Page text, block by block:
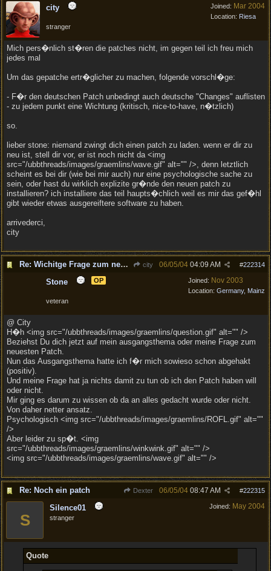
Joined: Mar 2004
Location: Riesa
city
stranger
Mich pers�nlich st�ren die patches nicht, im gegen teil ich freu mich
jedes mal
Um das gepatche ertr�glicher zu machen, folgende vorschl�ge:
- F�r den deutschen Patch unbedingt auch deutsche "Changes" auflisten
- zu jedem punkt eine Wichtung (kritisch, nice-to-have, n�tzlich)
so.
lieber stone: niemand zwingt dich einen patch zu laden. wenn er dir zu
neu ist, stell dir vor, er ist noch nicht da <img
src="/ubbthreads/images/graemlins/wave.gif" alt="" />, denn letztlich
scheint es bei dir (wie bei mir auch) nur eine psychologische sache zu
sein, oder hast du wirklich explizite gr�nde den neuen patch zu
installieren? ich installiere das teil haupts�chlich weil es mir das gef�hl
gibt wieder etwas ausgereiftere software zu haben.
arrivederci,
city
Re: Wichitge Frage zum neuen Patch (eventuel :) ) city #222314
06/05/04 04:09 AM
Joined: Nov 2003
Location: Germany, Mainz
Stone OP
veteran
@ City
H�h <img src="/ubbthreads/images/graemlins/question.gif" alt="" />
Beziehst Du dich jetzt auf mein ausgangsthema oder meine Frage zum
neuesten Patch.
Nun das Ausgangsthema hatte ich f�r mich sowieso schon abgehakt
(positiv).
Und meine Frage hat ja nichts damit zu tun ob ich den Patch haben will
oder nicht.
Mir ging es darum zu wissen ob da an alles gedacht wurde oder nicht.
Von daher netter ansatz.
Psychologisch <img src="/ubbthreads/images/graemlins/ROFL.gif" alt=""
/>
Aber leider zu sp�t. <img
src="/ubbthreads/images/graemlins/winkwink.gif" alt="" />
<img src="/ubbthreads/images/graemlins/wave.gif" alt="" />
Re: Noch ein patch Dexter #222315
06/05/04 08:47 AM
Joined: May 2004
S
Silence01
stranger
Quote